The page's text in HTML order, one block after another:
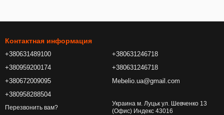
Контактная информация
+380631489100
+380959200174
+380672009095
+380958288504
Перезвонить вам?
+380631246718
+380631246718
Mebelio.ua@gmail.com
Украина м. Луцьк ул. Шевченко 13
(Офис) Индекс 43016